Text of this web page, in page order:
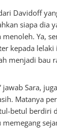
Davidoff
siapa dia
Ya,
kepada
menjadi bau
jawab Sara,
Matanya
betul berdiri